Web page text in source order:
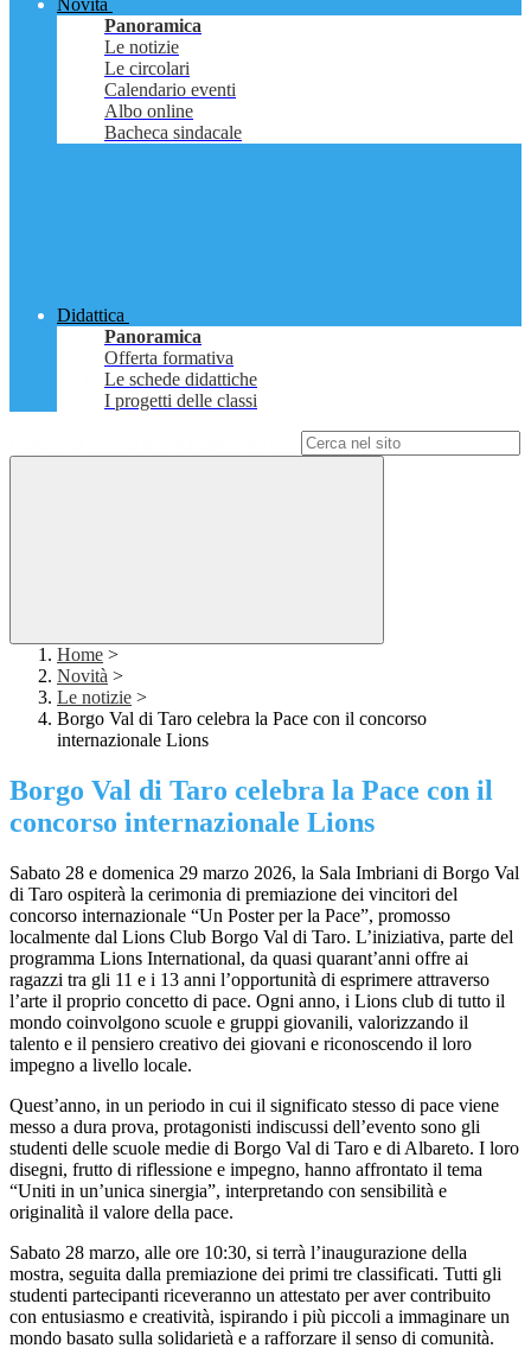
Novità
Panoramica
Le notizie
Le circolari
Calendario eventi
Albo online
Bacheca sindacale
Didattica
Panoramica
Offerta formativa
Le schede didattiche
I progetti delle classi
Home >
Novità >
Le notizie >
Borgo Val di Taro celebra la Pace con il concorso
internazionale Lions
Borgo Val di Taro celebra la Pace con il
concorso internazionale Lions
Sabato 28 e domenica 29 marzo 2026, la Sala Imbriani di Borgo Val
di Taro ospiterà la cerimonia di premiazione dei vincitori del
concorso internazionale “Un Poster per la Pace”, promosso
localmente dal Lions Club Borgo Val di Taro. L’iniziativa, parte del
programma Lions International, da quasi quarant’anni offre ai
ragazzi tra gli 11 e i 13 anni l’opportunità di esprimere attraverso
l’arte il proprio concetto di pace. Ogni anno, i Lions club di tutto il
mondo coinvolgono scuole e gruppi giovanili, valorizzando il
talento e il pensiero creativo dei giovani e riconoscendo il loro
impegno a livello locale.
Quest’anno, in un periodo in cui il significato stesso di pace viene
messo a dura prova, protagonisti indiscussi dell’evento sono gli
studenti delle scuole medie di Borgo Val di Taro e di Albareto. I loro
disegni, frutto di riflessione e impegno, hanno affrontato il tema
“Uniti in un’unica sinergia”, interpretando con sensibilità e
originalità il valore della pace.
Sabato 28 marzo, alle ore 10:30, si terrà l’inaugurazione della
mostra, seguita dalla premiazione dei primi tre classificati. Tutti gli
studenti partecipanti riceveranno un attestato per aver contribuito
con entusiasmo e creatività, ispirando i più piccoli a immaginare un
mondo basato sulla solidarietà e a rafforzare il senso di comunità.